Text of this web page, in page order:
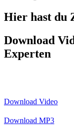
Hier hast du
Download
Experten
Download Video
Download MP3